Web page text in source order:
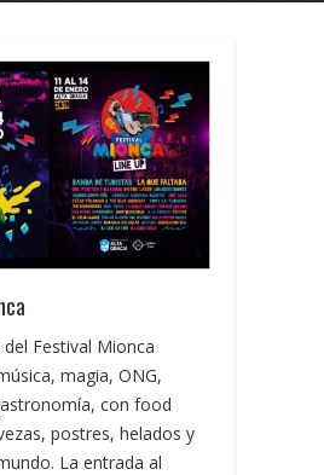
Festival Mionca
magia, ONG,
con food
postres, helados y
La entrada al